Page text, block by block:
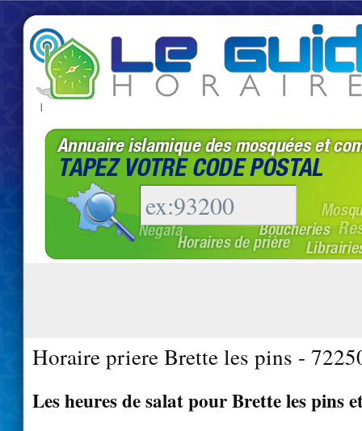
|
Horaire priere Brette les pins -
Les heures de salat pour Brette les pins